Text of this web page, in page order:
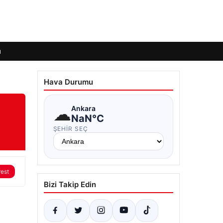
Hava Durumu
☁Ankara
NaN°C
ŞEHIR SEÇ
Bizi Takip Edin